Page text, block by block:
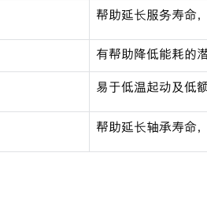
帮助延长服务寿命
有帮助降低能耗的
易于低温起动及低
帮助延长轴承寿命